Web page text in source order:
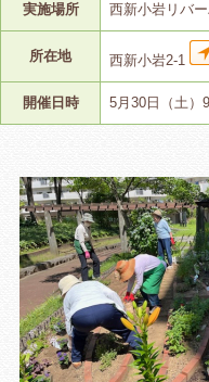
実施場所 西新小岩リバ
所在地 西新小岩2-1
開催日時 5月30日（土）